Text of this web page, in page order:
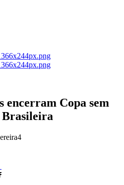
encerram Copa sem
Brasileira